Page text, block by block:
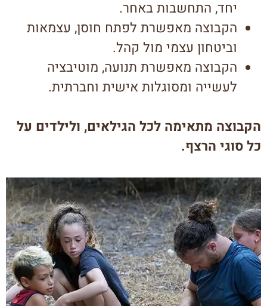
יחד, התחשבות באחר.
הקבוצה מאפשרת לפתח חוסן, עצמאות
וביטחון עצמי מול קהל.
הקבוצה מאפשרת תנועה, מוטיבציה
לעשייה ומסוגלות אישית וחברתית.
הקבוצה מתאימה לכל הגילאים, ולילדים על
כל סוגי הרצף.